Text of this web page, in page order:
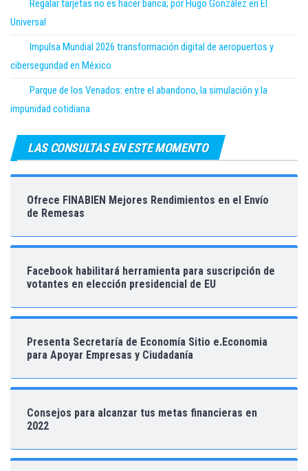
Regalar tarjetas no es hacer banca; por Hugo González en El
Universal
Impulsa Mundial 2026 transformación digital de aeropuertos y
ciberseguridad en México
Parque de los Venados: entre el abandono, la simulación y la
impunidad cotidiana
LAS CONSULTAS EN ESTE MOMENTO
Ofrece FINABIEN Mejores Rendimientos en el Envío
de Remesas
Facebook habilitará herramienta para suscripción de
votantes en elección presidencial de EU
Presenta Secretaría de Economía Sitio e.Economia
para Apoyar Empresas y Ciudadanía
Consejos para alcanzar tus metas financieras en
2022